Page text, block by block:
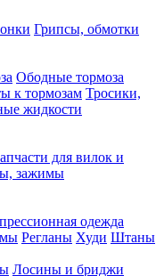
Грипсы, обмотки
Ободные тормоза
к тормозам Тросики,
жидкости
для вилок и
зажимы
одежда
Регланы Худи Штаны
Лосины и бриджи